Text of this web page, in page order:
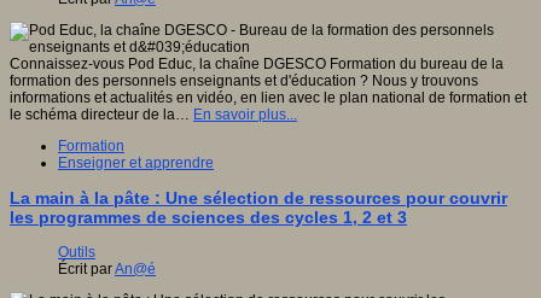
Connaissez-vous Pod Educ, la chaîne DGESCO Formation du bureau de la
formation des personnels enseignants et d'éducation ? Nous y trouvons
informations et actualités en vidéo, en lien avec le plan national de formation et
le schéma directeur de la… En savoir plus...
Formation
Enseigner et apprendre
La main à la pâte : Une sélection de ressources pour couvrir
les programmes de sciences des cycles 1, 2 et 3
Outils
Écrit parAn@é